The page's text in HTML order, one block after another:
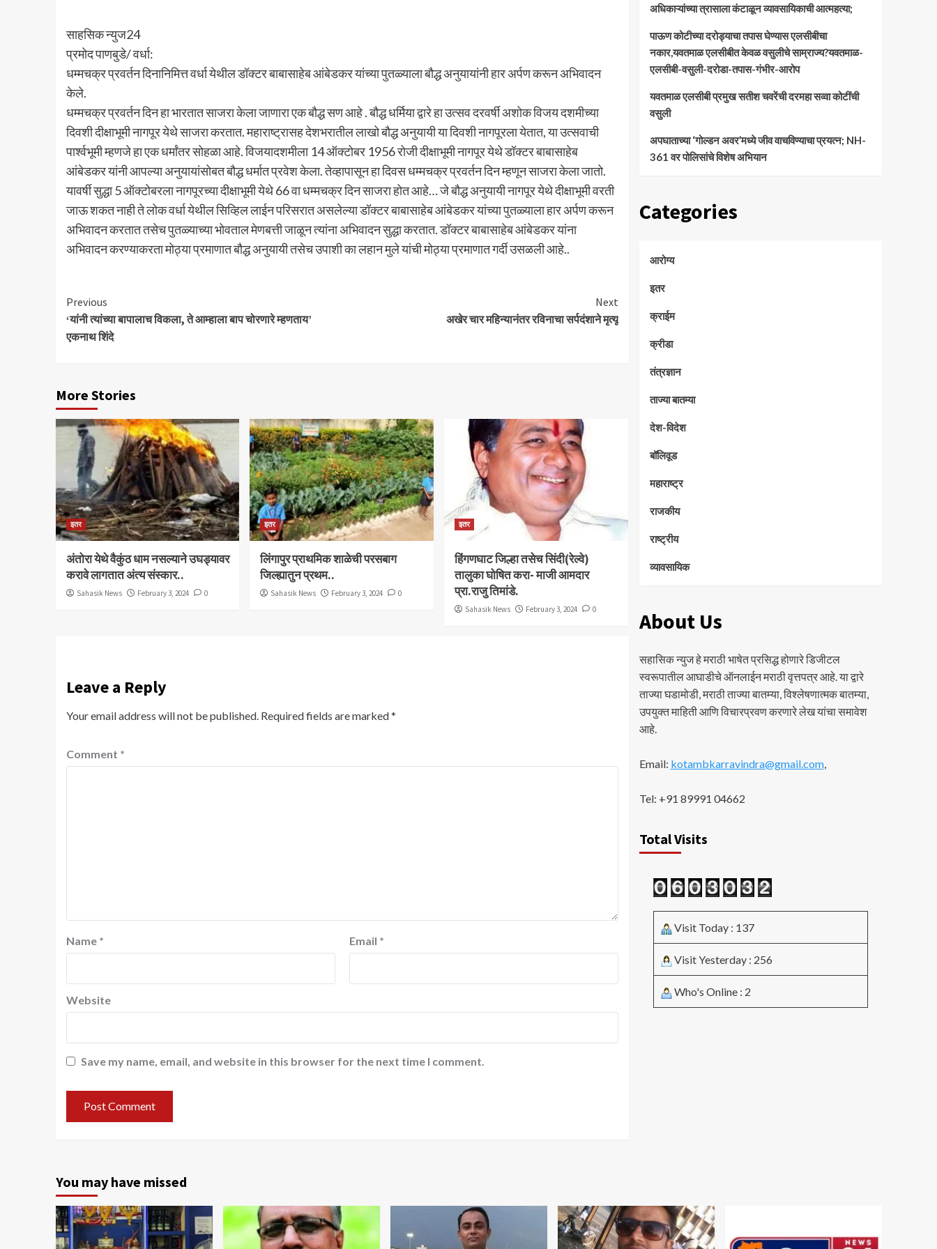
साहसिक न्युज24
प्रमोद पाणबुडे/ वर्धा:
धम्मचक्र प्रवर्तन दिनानिमित्त वर्धा येथील डॉक्टर बाबासाहेब आंबेडकर यांच्या पुतळ्याला बौद्ध अनुयायांनी हार अर्पण करून अभिवादन
केले.
धम्मचक्र प्रवर्तन दिन हा भारतात साजरा केला जाणारा एक बौद्ध सण आहे . बौद्ध धर्मिया द्वारे हा उत्सव दरवर्षी अशोक विजय दशमीच्या
दिवशी दीक्षाभूमी नागपूर येथे साजरा करतात. महाराष्ट्रासह देशभरातील लाखो बौद्ध अनुयायी या दिवशी नागपूरला येतात, या उत्सवाची
पार्श्वभूमी म्हणजे हा एक धर्मांतर सोहळा आहे. विजयादशमीला 14 ऑक्टोबर 1956 रोजी दीक्षाभूमी नागपूर येथे डॉक्टर बाबासाहेब
आंबेडकर यांनी आपल्या अनुयायांसोबत बौद्ध धर्मात प्रवेश केला. तेव्हापासून हा दिवस धम्मचक्र प्रवर्तन दिन म्हणून साजरा केला जातो.
यावर्षी सुद्धा 5 ऑक्टोबरला नागपूरच्या दीक्षाभूमी येथे 66 वा धम्मचक्र दिन साजरा होत आहे… जे बौद्ध अनुयायी नागपूर येथे दीक्षाभूमी वरती
जाऊ शकत नाही ते लोक वर्धा येथील सिव्हिल लाईन परिसरात असलेल्या डॉक्टर बाबासाहेब आंबेडकर यांच्या पुतळ्याला हार अर्पण करून
अभिवादन करतात तसेच पुतळ्याच्या भोवताल मेणबत्ती जाळून त्यांना अभिवादन सुद्धा करतात. डॉक्टर बाबासाहेब आंबेडकर यांना
अभिवादन करण्याकरता मोठ्या प्रमाणात बौद्ध अनुयायी तसेच उपाशी का लहान मुले यांची मोठ्या प्रमाणात गर्दी उसळली आहे..
Continue
Reading
Previous
‘यांनी त्यांच्या बापालाच विकला, ते आम्हाला बाप चोरणारे म्हणताय’
एकनाथ शिंदे
Next
अखेर चार महिन्यानंतर रविनाचा सर्पदंशाने मृत्यू
More Stories
इतर
अंतोरा येथे वैकुंठ धाम नसल्याने उघड्यावर
करावे लागतात अंत्य संस्कार..
Sahasik News February 3, 2024 0
इतर
लिंगापुर प्राथमिक शाळेची परसबाग
जिल्ह्यातुन प्रथम..
Sahasik News February 3, 2024 0
इतर
हिंगणघाट जिल्हा तसेच सिंदी(रेल्वे)
तालुका घोषित करा- माजी आमदार
प्रा.राजु तिमांडे.
Sahasik News February 3, 2024 0
Leave a Reply
Your email address will not be published. Required fields are marked*
Comment *
Name * Email *
Website
Save my name, email, and website in this browser for the next time I comment.
अधिकाऱ्यांच्या त्रासाला कंटाळून व्यावसायिकाची आत्महत्या;
पाऊण कोटीच्या दरोड्याचा तपास घेण्यास एलसीबीचा
नकार,यवतमाळ एलसीबीत केवळ वसुलीचे साम्राज्य?यवतमाळ-
एलसीबी-वसुली-दरोडा-तपास-गंभीर-आरोप
यवतमाळ एलसीबी प्रमुख सतीश चवरेंची दरमहा सव्वा कोटींची
वसुली
अपघाताच्या ‘गोल्डन अवर’मध्ये जीव वाचविण्याचा प्रयत्न; NH-
361 वर पोलिसांचे विशेष अभियान
Categories
आरोग्य
इतर
क्राईम
क्रीडा
तंत्रज्ञान
ताज्या बातम्या
देश-विदेश
बॉलिवूड
महाराष्ट्र
राजकीय
राष्ट्रीय
व्यावसायिक
About Us
सहासिक न्युज हे मराठी भाषेत प्रसिद्ध होणारे डिजीटल
स्वरूपातील आघाडीचे ऑनलाईन मराठी वृत्तपत्र आहे. या द्वारे
ताज्या घडामोडी, मराठी ताज्या बातम्या, विश्लेषणात्मक बातम्या,
उपयुक्त माहिती आणि विचारप्रवण करणारे लेख यांचा समावेश
आहे.
Email: kotambkarravindra@gmail.com,
Tel: +91 89991 04662
Total Visits
Visit Today : 137
Visit Yesterday : 256
Who's Online : 2
You may have missed